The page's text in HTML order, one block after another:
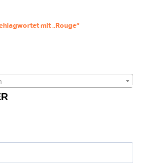
mit „Rouge“